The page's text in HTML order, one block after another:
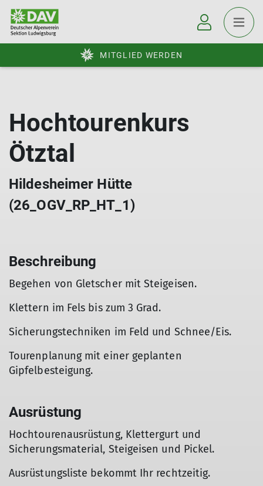
MITGLIED WERDEN
Hochtourenkurs
Ötztal
Hildesheimer Hütte
(26_OGV_RP_HT_1)
Beschreibung
Begehen von Gletscher mit Steigeisen.
Klettern im Fels bis zum 3 Grad.
Sicherungstechniken im Feld und Schnee/Eis.
Tourenplanung mit einer geplanten
Gipfelbesteigung.
Ausrüstung
Hochtourenausrüstung, Klettergurt und
Sicherungsmaterial, Steigeisen und Pickel.
Ausrüstungsliste bekommt Ihr rechtzeitig.